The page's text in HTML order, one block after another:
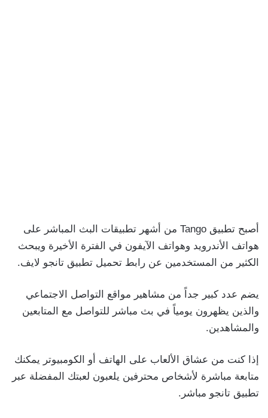
أصبح تطبيق Tango من أشهر تطبيقات البث المباشر على
هواتف الأندرويد وهواتف الآيفون في الفترة الأخيرة ويبحث
الكثير من المستخدمين عن رابط تحميل تطبيق تانجو لايف.
يضم عدد كبير جداً من مشاهير مواقع التواصل الاجتماعي
والذين يظهرون يومياً في بث مباشر للتواصل مع المتابعين
والمشاهدين.
إذا كنت من عشاق الألعاب على الهاتف أو الكومبيوتر يمكنك
متابعة مباشرة لأشخاص محترفين يلعبون لعبتك المفضلة عبر
تطبيق تانجو مباشر.